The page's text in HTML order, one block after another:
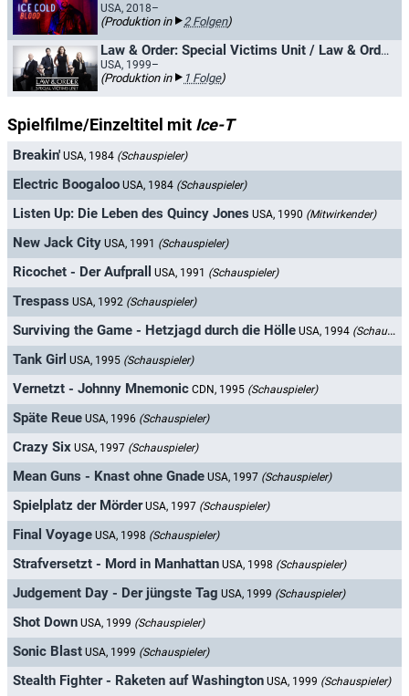
USA, 2018–
(Produktion in 2 Folgen)
Law & Order: Special Victims Unit / Law & Order: New York
USA, 1999–
(Produktion in 1 Folge)
Spielfilme/Einzeltitel mit Ice-T
Breakin' USA, 1984 (Schauspieler)
Electric Boogaloo USA, 1984 (Schauspieler)
Listen Up: Die Leben des Quincy Jones USA, 1990 (Mitwirkender)
New Jack City USA, 1991 (Schauspieler)
Ricochet - Der Aufprall USA, 1991 (Schauspieler)
Trespass USA, 1992 (Schauspieler)
Surviving the Game - Hetzjagd durch die Hölle USA, 1994 (Schauspieler)
Tank Girl USA, 1995 (Schauspieler)
Vernetzt - Johnny Mnemonic CDN, 1995 (Schauspieler)
Späte Reue USA, 1996 (Schauspieler)
Crazy Six USA, 1997 (Schauspieler)
Mean Guns - Knast ohne Gnade USA, 1997 (Schauspieler)
Spielplatz der Mörder USA, 1997 (Schauspieler)
Final Voyage USA, 1998 (Schauspieler)
Strafversetzt - Mord in Manhattan USA, 1998 (Schauspieler)
Judgement Day - Der jüngste Tag USA, 1999 (Schauspieler)
Shot Down USA, 1999 (Schauspieler)
Sonic Blast USA, 1999 (Schauspieler)
Stealth Fighter - Raketen auf Washington USA, 1999 (Schauspieler)